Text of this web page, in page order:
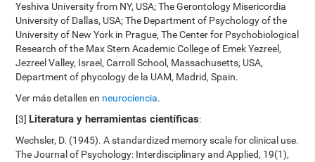
Yeshiva University from NY, USA; The Gerontology Misericordia
University of Dallas, USA; The Department of Psychology of the
University of New York in Prague, The Center for Psychobiological
Research of the Max Stern Academic College of Emek Yezreel,
Jezreel Valley, Israel, Carroll School, Massachusetts, USA,
Department of phycology de la UAM, Madrid, Spain.
Ver más detalles en neurociencia.
[3] Literatura y herramientas científicas:
Wechsler, D. (1945). A standardized memory scale for clinical use.
The Journal of Psychology: Interdisciplinary and Applied, 19(1),